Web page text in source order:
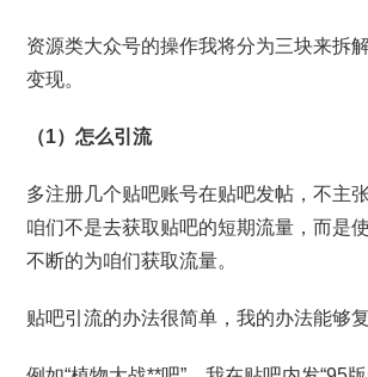
资源类大众号的操作我将分为三块来拆
变现。
（1）怎么引流
多注册几个贴吧账号在贴吧发帖，不主
咱们不是去获取贴吧的短期流量，而是
不断的为咱们获取流量。
贴吧引流的办法很简单，我的办法能够复